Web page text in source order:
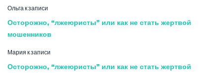
Ольга к записи
Осторожно, “лжеюристы” или как не стать жертвой
мошенников
Мария к записи
Осторожно, “лжеюристы” или как не стать жертвой